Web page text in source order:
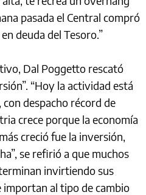
pasada el Central compró
deuda del Tesoro.”
Dal Poggetto rescató
“Hoy la actividad está
despacho récord de
crece porque la economía
creció fue la inversión,
se refirió a que muchos
invirtiendo sus
importan al tipo de cambio